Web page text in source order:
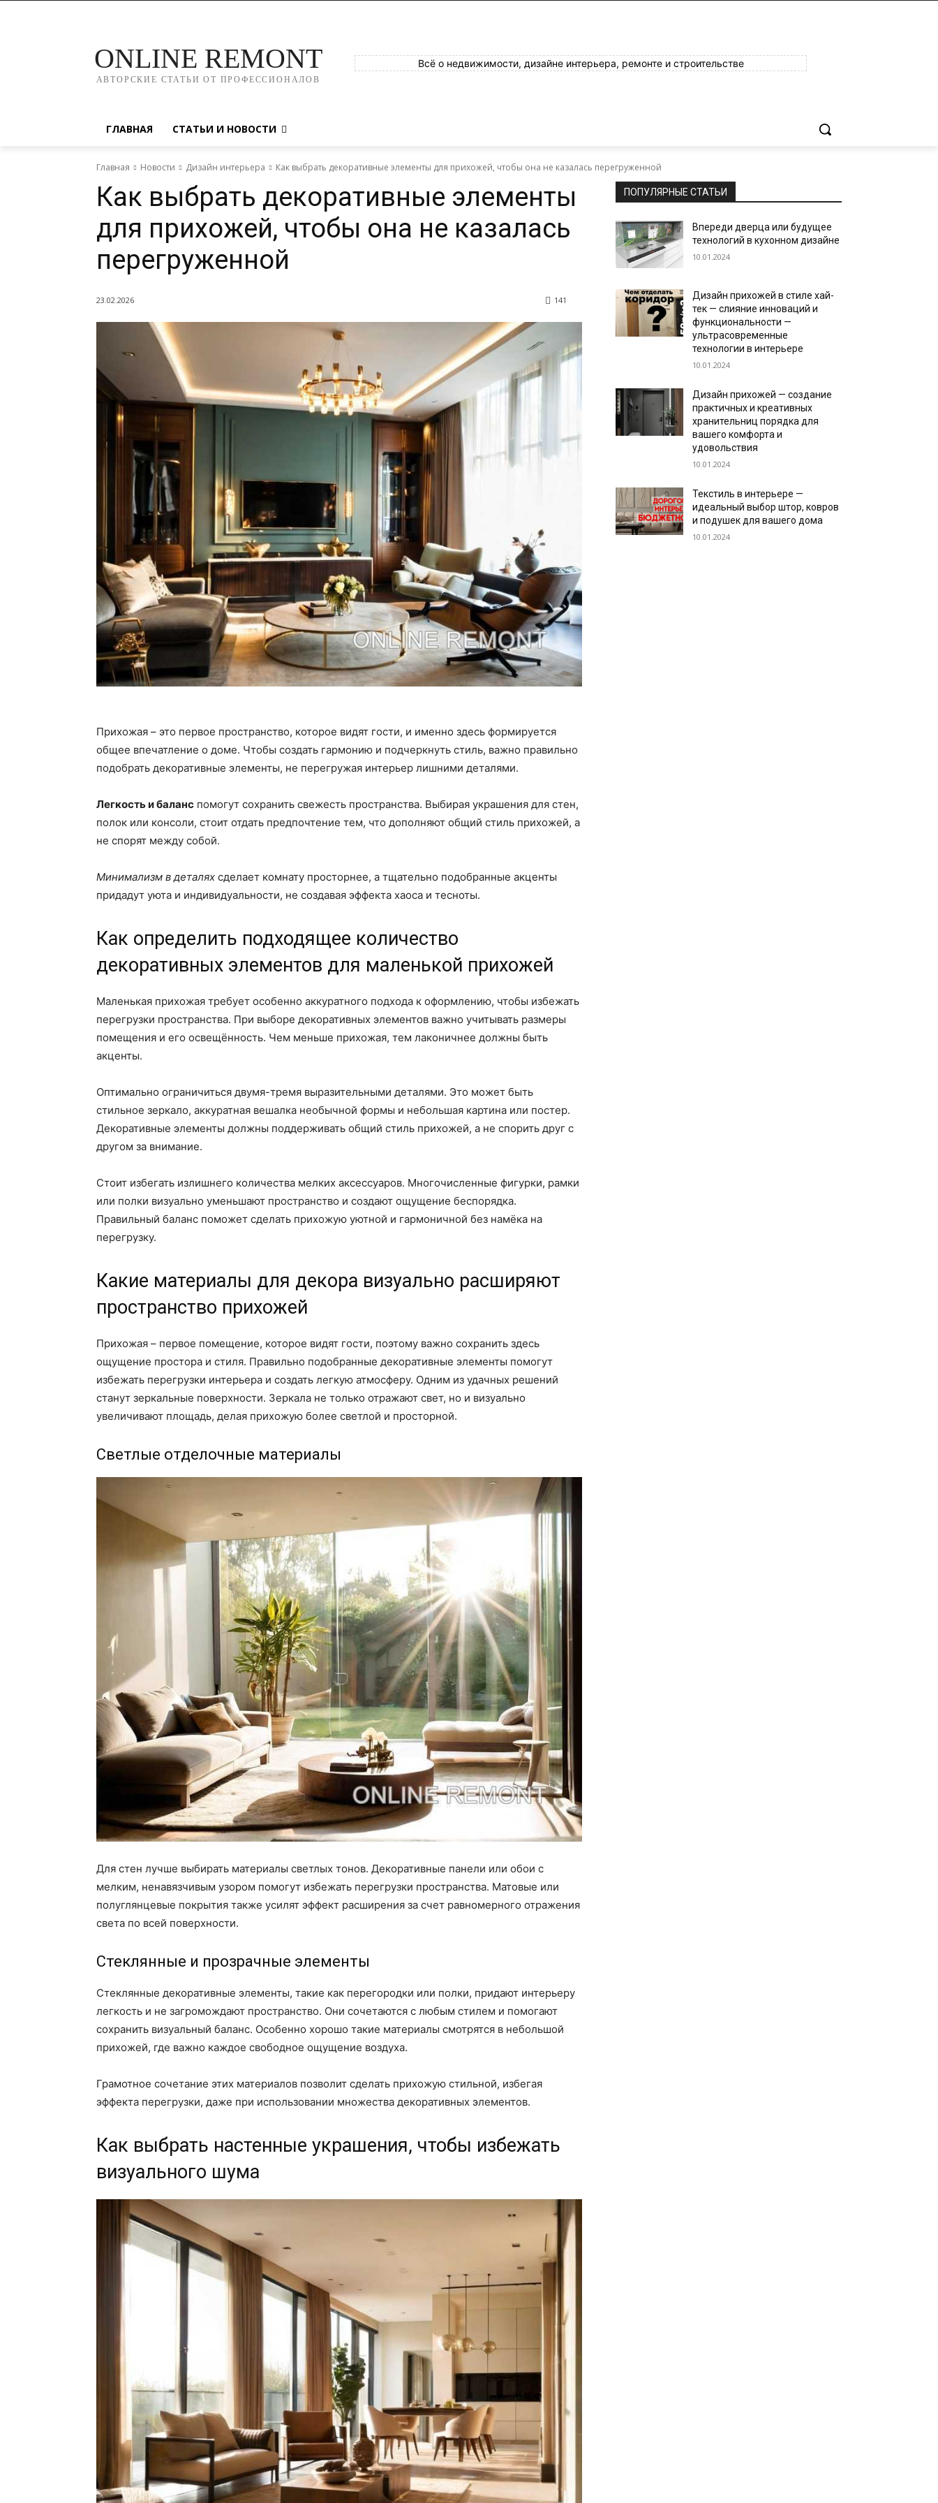
ONLINE REMONT
АВТОРСКИЕ СТАТЬИ ОТ ПРОФЕССИОНАЛОВ
Всё о недвижимости, дизайне интерьера, ремонте и строительстве
ГЛАВНАЯ СТАТЬИ И НОВОСТИ
Главная Новости Дизайн интерьера Как выбрать декоративные элементы для прихожей, чтобы она не казалась перегруженной
Как выбрать декоративные элементы
для прихожей, чтобы она не казалась
перегруженной
23.02.2026 141
Прихожая – это первое пространство, которое видят гости, и именно здесь формируется
общее впечатление о доме. Чтобы создать гармонию и подчеркнуть стиль, важно правильно
подобрать декоративные элементы, не перегружая интерьер лишними деталями.
Легкость и баланс помогут сохранить свежесть пространства. Выбирая украшения для стен,
полок или консоли, стоит отдать предпочтение тем, что дополняют общий стиль прихожей, а
не спорят между собой.
Минимализм в деталях сделает комнату просторнее, а тщательно подобранные акценты
придадут уюта и индивидуальности, не создавая эффекта хаоса и тесноты.
Как определить подходящее количество
декоративных элементов для маленькой прихожей
Маленькая прихожая требует особенно аккуратного подхода к оформлению, чтобы избежать
перегрузки пространства. При выборе декоративных элементов важно учитывать размеры
помещения и его освещённость. Чем меньше прихожая, тем лаконичнее должны быть
акценты.
Оптимально ограничиться двумя-тремя выразительными деталями. Это может быть
стильное зеркало, аккуратная вешалка необычной формы и небольшая картина или постер.
Декоративные элементы должны поддерживать общий стиль прихожей, а не спорить друг с
другом за внимание.
Стоит избегать излишнего количества мелких аксессуаров. Многочисленные фигурки, рамки
или полки визуально уменьшают пространство и создают ощущение беспорядка.
Правильный баланс поможет сделать прихожую уютной и гармоничной без намёка на
перегрузку.
Какие материалы для декора визуально расширяют
пространство прихожей
Прихожая – первое помещение, которое видят гости, поэтому важно сохранить здесь
ощущение простора и стиля. Правильно подобранные декоративные элементы помогут
избежать перегрузки интерьера и создать легкую атмосферу. Одним из удачных решений
станут зеркальные поверхности. Зеркала не только отражают свет, но и визуально
увеличивают площадь, делая прихожую более светлой и просторной.
Светлые отделочные материалы
Для стен лучше выбирать материалы светлых тонов. Декоративные панели или обои с
мелким, ненавязчивым узором помогут избежать перегрузки пространства. Матовые или
полуглянцевые покрытия также усилят эффект расширения за счет равномерного отражения
света по всей поверхности.
Стеклянные и прозрачные элементы
Стеклянные декоративные элементы, такие как перегородки или полки, придают интерьеру
легкость и не загромождают пространство. Они сочетаются с любым стилем и помогают
сохранить визуальный баланс. Особенно хорошо такие материалы смотрятся в небольшой
прихожей, где важно каждое свободное ощущение воздуха.
Грамотное сочетание этих материалов позволит сделать прихожую стильной, избегая
эффекта перегрузки, даже при использовании множества декоративных элементов.
Как выбрать настенные украшения, чтобы избежать
визуального шума
ПОПУЛЯРНЫЕ СТАТЬИ
Впереди дверца или будущее
технологий в кухонном дизайне
10.01.2024
Дизайн прихожей в стиле хай-
тек — слияние инноваций и
функциональности —
ультрасовременные
технологии в интерьере
10.01.2024
Дизайн прихожей — создание
практичных и креативных
хранительниц порядка для
вашего комфорта и
удовольствия
10.01.2024
Текстиль в интерьере —
идеальный выбор штор, ковров
и подушек для вашего дома
10.01.2024